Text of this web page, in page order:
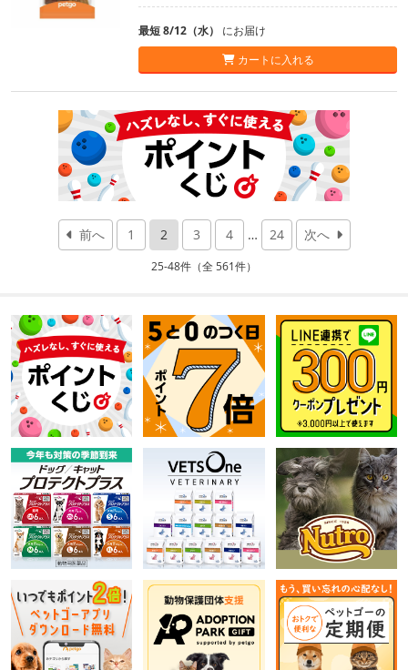
最短 8/12（水） にお届け
カートに入れる
前へ 1 2 3 4 … 24 次へ
25-48件（全 561件）